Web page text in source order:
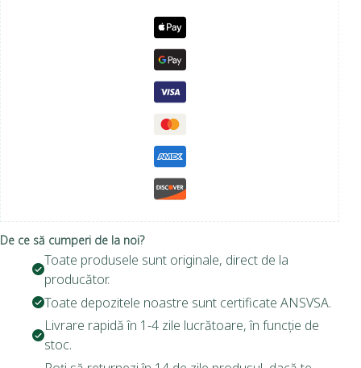
De ce să cumperi de la noi?
Toate produsele sunt originale, direct de la
producător.
Toate depozitele noastre sunt certificate ANSVSA.
Livrare rapidă în 1-4 zile lucrătoare, în funcție de
stoc.